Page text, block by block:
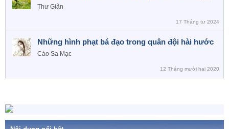
Thư Giãn
17 Tháng tư 2024
Những hình phạt bá đạo trong quân đội hài hước
Cáo Sa Mạc
12 Tháng mười hai 2020